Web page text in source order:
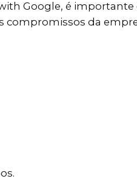
Google, é importante
da